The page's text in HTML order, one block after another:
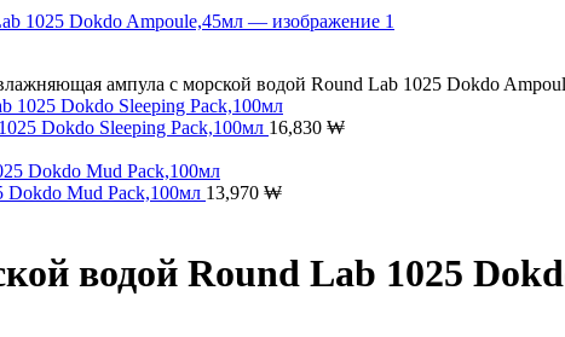
ампула с морской водой Round Lab 1025 Dokdo
Dokdo Sleeping Pack,100мл 16,830 ₩
Dokdo Mud Pack,100мл 13,970 ₩
водой Round Lab 1025